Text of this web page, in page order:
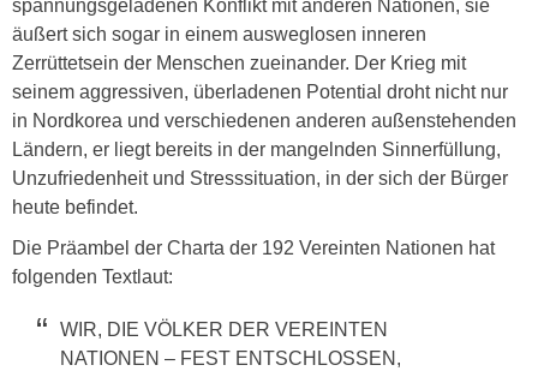
spannungsgeladenen Konflikt mit anderen Nationen, sie
äußert sich sogar in einem ausweglosen inneren
Zerrüttetsein der Menschen zueinander. Der Krieg mit
seinem aggressiven, überladenen Potential droht nicht nur
in Nordkorea und verschiedenen anderen außenstehenden
Ländern, er liegt bereits in der mangelnden Sinnerfüllung,
Unzufriedenheit und Stresssituation, in der sich der Bürger
heute befindet.
Die Präambel der Charta der 192 Vereinten Nationen hat
folgenden Textlaut:
WIR, DIE VÖLKER DER VEREINTEN
NATIONEN – FEST ENTSCHLOSSEN,